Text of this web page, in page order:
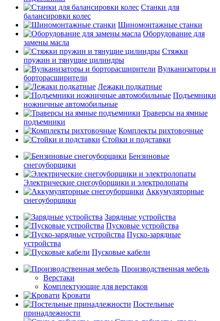
Станки для
балансировки колес
Шиномонтажные станки
Оборудование для
замены масла
Стяжки
пружин и тянущие цилиндры
Вулканизаторы и
борторасширители
Лежаки подкатные
Подъемники
ножничные автомобильные
Траверсы на ямные
подъемники
Комплекты рихтовочные
Стойки и подставки
Бензиновые
снегоуборщики
Электрические снегоуборщики и электролопаты
Аккумуляторные
снегоуборщики
Зарядные устройства
Пусковые устройства
Пуско-зарядные
устройства
Пусковые кабели
Производственная мебель
Верстаки
Комплектующие для верстаков
Кровати
Постельные
принадлежности